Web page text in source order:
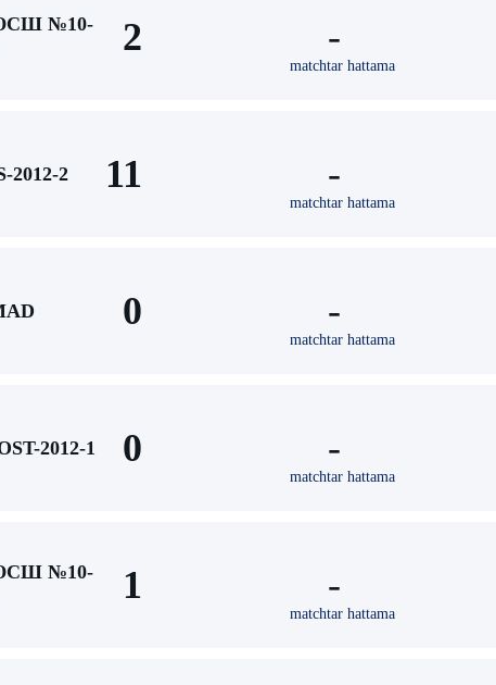
№10-
2 -
matchtar hattama
2012-2 11 -
matchtar hattama
0 -
matchtar hattama
2012-1 0 -
matchtar hattama
№10-
1 -
matchtar hattama